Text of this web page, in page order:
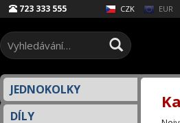
723 333 555 CZK EUR
JEDNOKOLKY
DÍLY